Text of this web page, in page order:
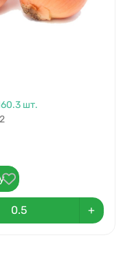
шт.
+